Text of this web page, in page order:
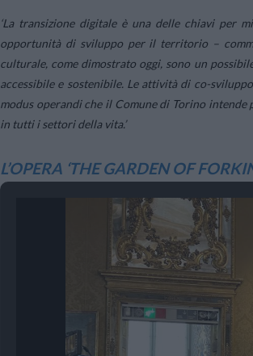
‘La transizione digitale è una delle chiavi
opportunità di sviluppo per il territorio –
culturale, come dimostrato oggi, sono un
accessibile e sostenibile. Le attività di co-
modus operandi che il Comune di Torino intende
in tutti i settori della vita.’
L’OPERA ‘THE GARDEN OF